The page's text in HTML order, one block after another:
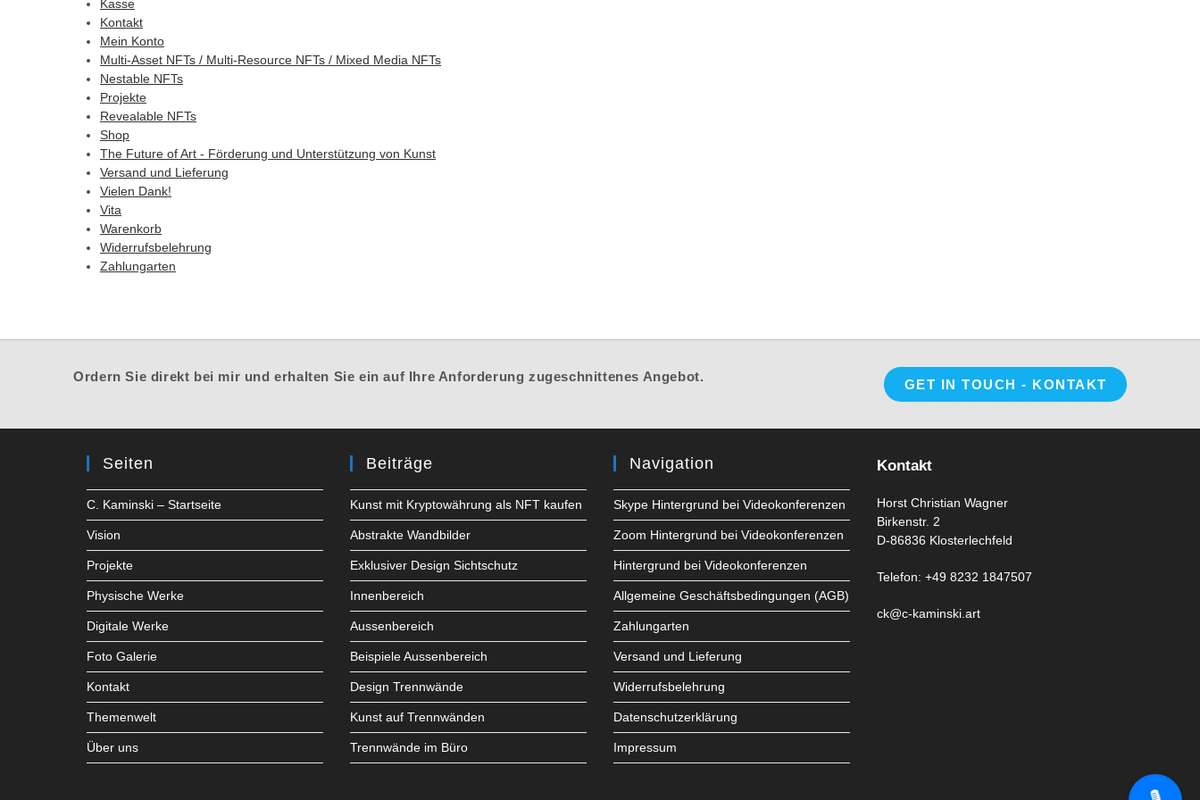
Kasse
Kontakt
Mein Konto
Multi-Asset NFTs / Multi-Resource NFTs / Mixed Media NFTs
Nestable NFTs
Projekte
Revealable NFTs
Shop
The Future of Art - Förderung und Unterstützung von Kunst
Versand und Lieferung
Vielen Dank!
Vita
Warenkorb
Widerrufsbelehrung
Zahlungarten
Ordern Sie direkt bei mir und erhalten Sie ein auf Ihre Anforderung zugeschnittenes Angebot.
GET IN TOUCH - KONTAKT
Opens
in
new
Seiten
C. Kaminski – Startseite
Vision
Projekte
Physische Werke
Digitale Werke
Foto Galerie
Kontakt
Themenwelt
Über uns
Beiträge
Kunst mit Kryptowährung als NFT kaufen
Abstrakte Wandbilder
Exklusiver Design Sichtschutz
Innenbereich
Aussenbereich
Beispiele Aussenbereich
Design Trennwände
Kunst auf Trennwänden
Trennwände im Büro
Navigation
Skype Hintergrund bei Videokonferenzen
Zoom Hintergrund bei Videokonferenzen
Hintergrund bei Videokonferenzen
Allgemeine Geschäftsbedingungen (AGB)
Zahlungarten
Versand und Lieferung
Widerrufsbelehrung
Datenschutzerklärung
Impressum
Kontakt
Horst Christian Wagner
Birkenstr. 2
D-86836 Klosterlechfeld
Telefon: +49 8232 1847507
ck@c-kaminski.art